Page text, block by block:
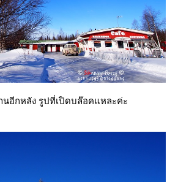
นอีกหลัง รูปที่เปิดบล๊อคแหละค่ะ